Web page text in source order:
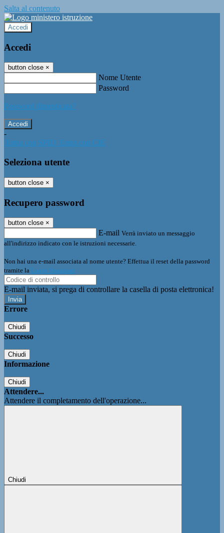
Salta al contenuto
Accedi
Accedi
button close ×
Nome Utente
Password
Password dimenticata?
-
Entra con SPID Entra con CIE
Seleziona utente
button close ×
Recupero password
button close ×
E-mail Verrà inviato un messaggio
all'indirizzo indicato con le istruzioni necessarie.
Non hai una e-mail associata al nome utente? Effettua il reset della password
tramite la Login Spaggiari
E-mail inviata, si prega di controllare la casella di posta elettronica!
Errore
Chiudi
Successo
Chiudi
Informazione
Chiudi
Attendere...
Attendere il completamento dell'operazione...
Chiudi